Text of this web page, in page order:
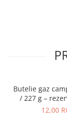
Butelie gaz
/ 227 g –
aragaze
12,00